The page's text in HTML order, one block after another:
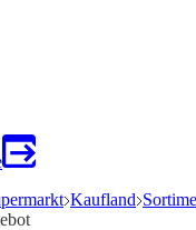
Kaufland